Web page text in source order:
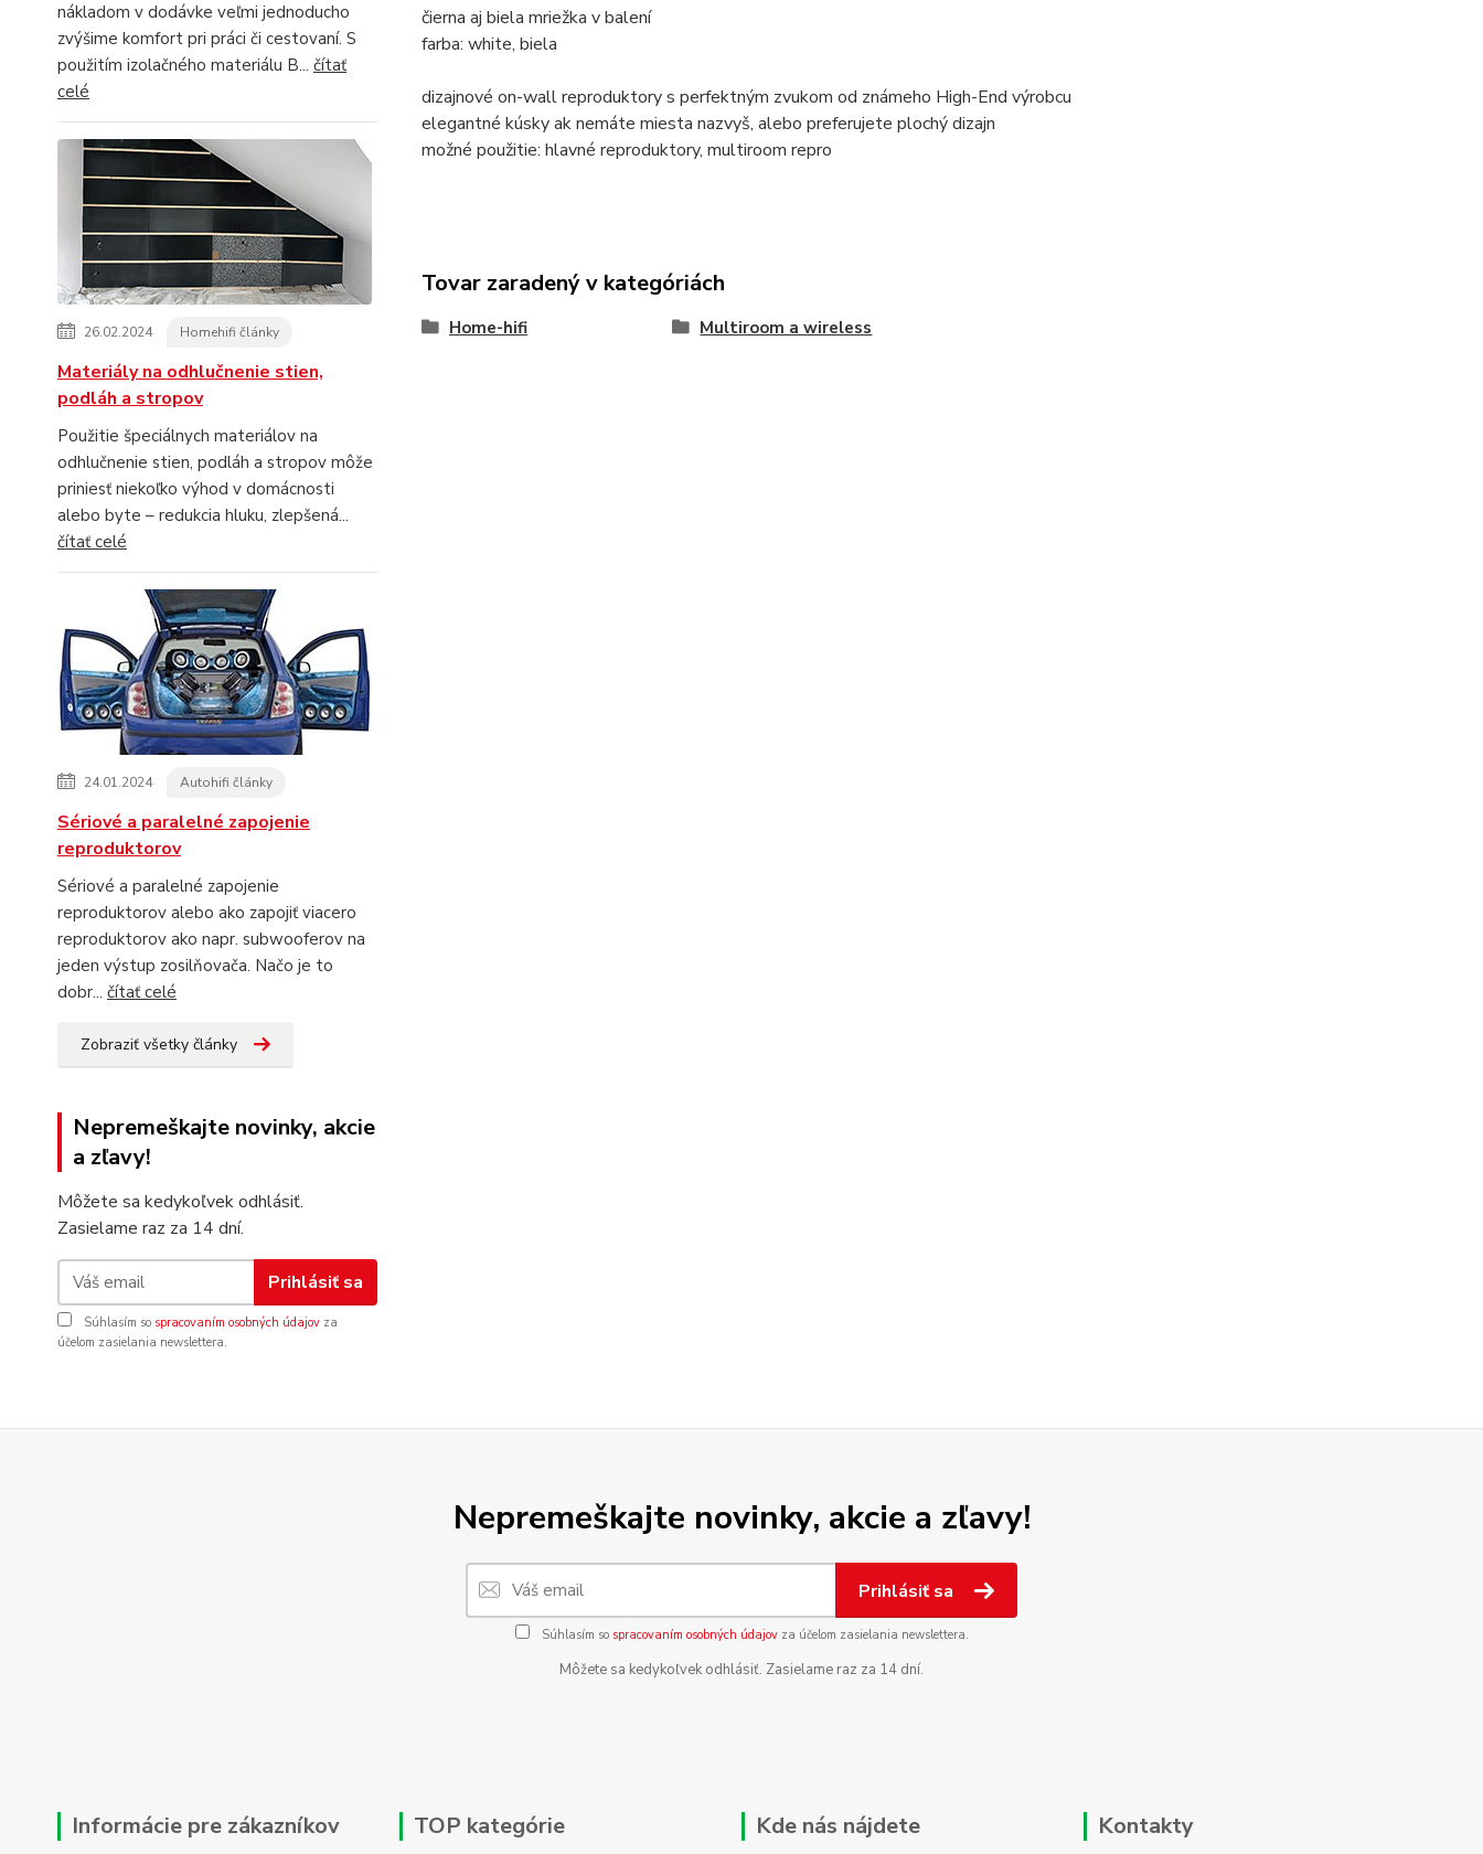
nákladom v dodávke veľmi jednoducho
zvýšime komfort pri práci či cestovaní. S
použitím izolačného materiálu B... čítať
celé
26.02.2024 Homehifi články
Materiály na odhlučnenie stien,
podláh a stropov
Použitie špeciálnych materiálov na
odhlučnenie stien, podláh a stropov môže
priniesť niekoľko výhod v domácnosti
alebo byte – redukcia hluku, zlepšená...
čítať celé
24.01.2024 Autohifi články
Sériové a paralelné zapojenie
reproduktorov
Sériové a paralelné zapojenie
reproduktorov alebo ako zapojiť viacero
reproduktorov ako napr. subwooferov na
jeden výstup zosilňovača. Načo je to
dobr... čítať celé
Zobraziť všetky články
Nepremeškajte novinky, akcie
a zľavy!
Môžete sa kedykoľvek odhlásiť.
Zasielame raz za 14 dní.
Prihlásiť sa
Súhlasím so spracovaním osobných údajov za
účelom zasielania newslettera.
čierna aj biela mriežka v balení
farba: white, biela
dizajnové on-wall reproduktory s perfektným zvukom od známeho High-End výrobcu
elegantné kúsky ak nemáte miesta nazvyš, alebo preferujete plochý dizajn
možné použitie: hlavné reproduktory, multiroom repro
Tovar zaradený v kategóriách
Home-hifi Multiroom a wireless
Nepremeškajte novinky, akcie a zľavy!
Prihlásiť sa
Súhlasím so spracovaním osobných údajovza účelom zasielania newslettera.
Môžete sa kedykoľvek odhlásiť. Zasielame raz za 14 dní.
Informácie pre zákazníkov TOP kategórie Kde nás nájdete Kontakty